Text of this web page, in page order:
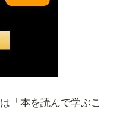
「本を読んで学ぶこ